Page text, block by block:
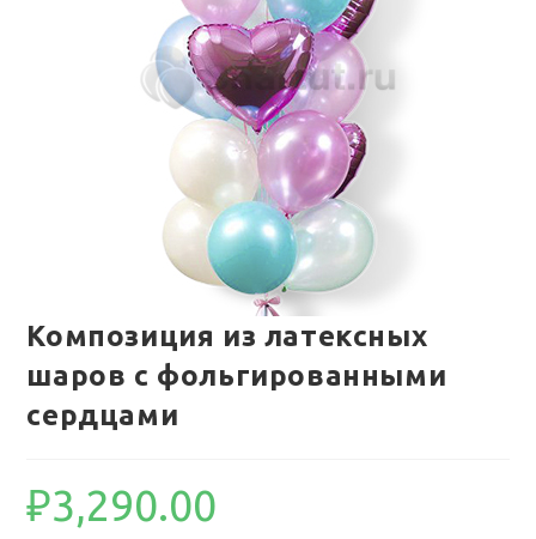
Композиция из латексных
шаров с фольгированными
сердцами
₽3,290.00